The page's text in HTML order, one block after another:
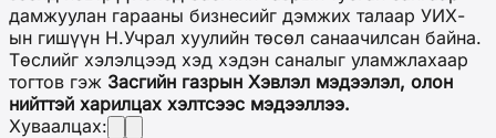
дамжуулан гарааны бизнесийг дэмжих талаар УИХ-
ын гишүүн Н.Учрал хуулийн төсөл санаачилсан байна.
Төслийг хэлэлцээд хэд хэдэн саналыг уламжлахаар
тогтов гэж Засгийн газрын Хэвлэл мэдээлэл, олон
нийттэй харилцах хэлтсээс мэдээллээ.
Хуваалцах: